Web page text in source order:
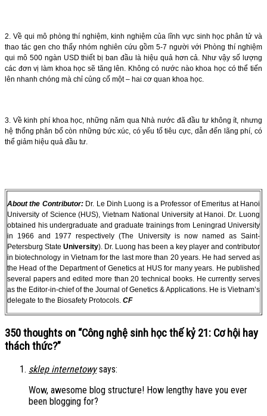
2. Về qui mô phòng thí nghiệm, kinh nghiệm của lĩnh vực sinh học phân tử và
thao tác gen cho thấy nhóm nghiên cứu gồm 5-7 người với Phòng thí nghiệm
qui mô 500 ngàn USD thiết bị ban đầu là hiệu quả hơn cả. Như vậy số lượng
các đơn vị làm khoa học sẽ tăng lên. Không có nước nào khoa học có thể tiến
lên nhanh chóng mà chỉ củng cố một – hai cơ quan khoa học.
3. Về kinh phí khoa học, những năm qua Nhà nước đã đầu tư không ít, nhưng
hệ thống phân bổ còn những bức xúc, có yếu tố tiêu cực, dẫn đến lãng phí, có
thể giảm hiệu quả đầu tư.
About the Contributor: Dr. Le Dinh Luong is a Professor of Emeritus at Hanoi
University of Science (HUS), Vietnam National University at Hanoi. Dr. Luong
obtained his undergraduate and graduate trainings from Leningrad University
in 1966 and 1977 respectively (The University is now named as Saint-
Petersburg State University). Dr. Luong has been a key player and contributor
in biotechnology in Vietnam for the last more than 20 years. He had served as
the Head of the Department of Genetics at HUS for many years. He published
several papers and edited more than 20 technical books. He currently serves
as the Editor-in-chief of the Journal of Genetics & Applications. He is Vietnam’s
delegate to the Biosafety Protocols. CF
350 thoughts on “Công nghệ sinh học thế kỷ 21: Cơ hội hay
thách thức?”
sklep internetowy says:
Wow, awesome blog structure! How lengthy have you ever
been blogging for?